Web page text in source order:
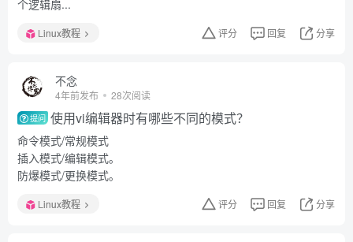
个逻辑扇...
Linux教程 评分 回复 分享
不念
4年前发布 28次阅读
提问 使用vi编辑器时有哪些不同的模式？
命令模式/常规模式
插入模式/编辑模式。
防爆模式/更换模式。
Linux教程 评分 回复 分享